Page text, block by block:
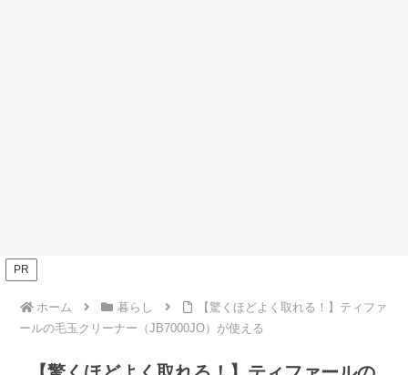
PR
ホーム 暮らし
【驚くほどよく取れる！】ティファ
ールの毛玉クリーナー（JB7000JO）が使える